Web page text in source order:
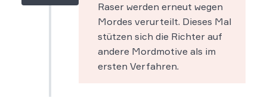
Raser werden erneut wegen
Mordes verurteilt. Dieses Mal
stützen sich die Richter auf
andere Mordmotive als im
ersten Verfahren.